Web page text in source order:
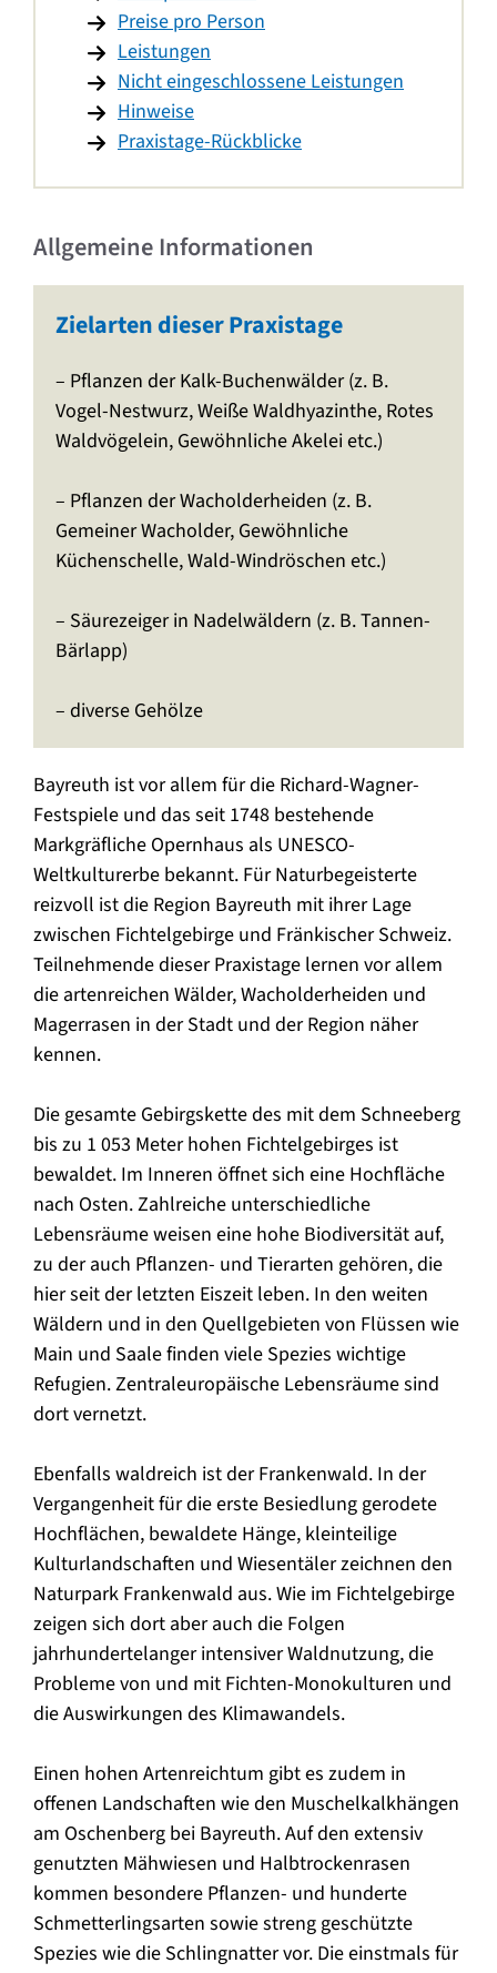
Preise pro Person
Leistungen
Nicht eingeschlossene Leistungen
Hinweise
Praxistage-Rückblicke
Allgemeine Informationen
Zielarten dieser Praxistage
– Pflanzen der Kalk-Buchenwälder (z. B.
Vogel-Nestwurz, Weiße Waldhyazinthe, Rotes
Waldvögelein, Gewöhnliche Akelei etc.)
– Pflanzen der Wacholderheiden (z. B.
Gemeiner Wacholder, Gewöhnliche
Küchenschelle, Wald-Windröschen etc.)
– Säurezeiger in Nadelwäldern (z. B. Tannen-
Bärlapp)
– diverse Gehölze
Bayreuth ist vor allem für die Richard-Wagner-
Festspiele und das seit 1748 bestehende
Markgräfliche Opernhaus als UNESCO-
Weltkulturerbe bekannt. Für Naturbegeisterte
reizvoll ist die Region Bayreuth mit ihrer Lage
zwischen Fichtelgebirge und Fränkischer Schweiz.
Teilnehmende dieser Praxistage lernen vor allem
die artenreichen Wälder, Wacholderheiden und
Magerrasen in der Stadt und der Region näher
kennen.
Die gesamte Gebirgskette des mit dem Schneeberg
bis zu 1 053 Meter hohen Fichtelgebirges ist
bewaldet. Im Inneren öffnet sich eine Hochfläche
nach Osten. Zahlreiche unterschiedliche
Lebensräume weisen eine hohe Biodiversität auf,
zu der auch Pflanzen- und Tierarten gehören, die
hier seit der letzten Eiszeit leben. In den weiten
Wäldern und in den Quellgebieten von Flüssen wie
Main und Saale finden viele Spezies wichtige
Refugien. Zentraleuropäische Lebensräume sind
dort vernetzt.
Ebenfalls waldreich ist der Frankenwald. In der
Vergangenheit für die erste Besiedlung gerodete
Hochflächen, bewaldete Hänge, kleinteilige
Kulturlandschaften und Wiesentäler zeichnen den
Naturpark Frankenwald aus. Wie im Fichtelgebirge
zeigen sich dort aber auch die Folgen
jahrhundertelanger intensiver Waldnutzung, die
Probleme von und mit Fichten-Monokulturen und
die Auswirkungen des Klimawandels.
Einen hohen Artenreichtum gibt es zudem in
offenen Landschaften wie den Muschelkalkhängen
am Oschenberg bei Bayreuth. Auf den extensiv
genutzten Mähwiesen und Halbtrockenrasen
kommen besondere Pflanzen- und hunderte
Schmetterlingsarten sowie streng geschützte
Spezies wie die Schlingnatter vor. Die einstmals für